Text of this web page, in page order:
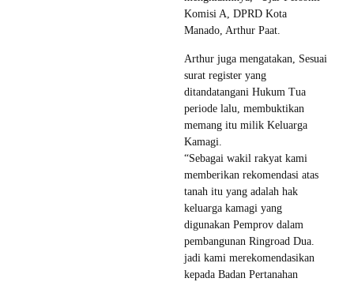
Komisi A, DPRD Kota
Manado, Arthur Paat.
Arthur juga mengatakan, Sesuai
surat register yang
ditandatangani Hukum Tua
periode lalu, membuktikan
memang itu milik Keluarga
Kamagi.
“Sebagai wakil rakyat kami
memberikan rekomendasi atas
tanah itu yang adalah hak
keluarga kamagi yang
digunakan Pemprov dalam
pembangunan Ringroad Dua.
jadi kami merekomendasikan
kepada Badan Pertanahan